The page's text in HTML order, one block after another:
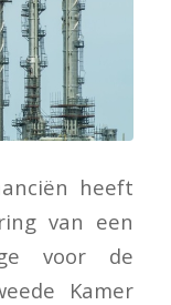
heeft
van een
voor de
Kamer